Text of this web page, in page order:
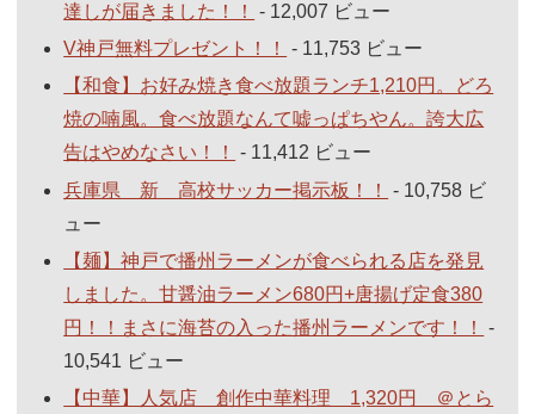
達しが届きました！！
- 12,007 ビュー
V神戸無料プレゼント！！
- 11,753 ビュー
【和食】お好み焼き食べ放題ランチ1,210円。どろ
焼の喃風。食べ放題なんて嘘っぱちやん。誇大広
告はやめなさい！！
- 11,412 ビュー
兵庫県 新 高校サッカー掲示板！！
- 10,758 ビ
ュー
【麺】神戸で播州ラーメンが食べられる店を発見
しました。甘醤油ラーメン680円+唐揚げ定食380
円！！まさに海苔の入った播州ラーメンです！！
-
10,541 ビュー
【中華】人気店 創作中華料理 1,320円 ＠とら